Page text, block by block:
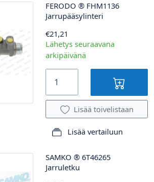
FERODO ® FHM1136
Jarrupääsylinteri
€21,21
Lähetys seuraavana
arkipäivänä
Lisää toivelistaan
Lisää vertailuun
SAMKO ® 6T46265
Jarruletku